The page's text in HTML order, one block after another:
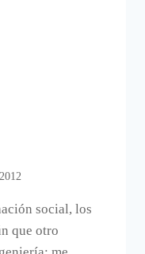
social, los
que otro